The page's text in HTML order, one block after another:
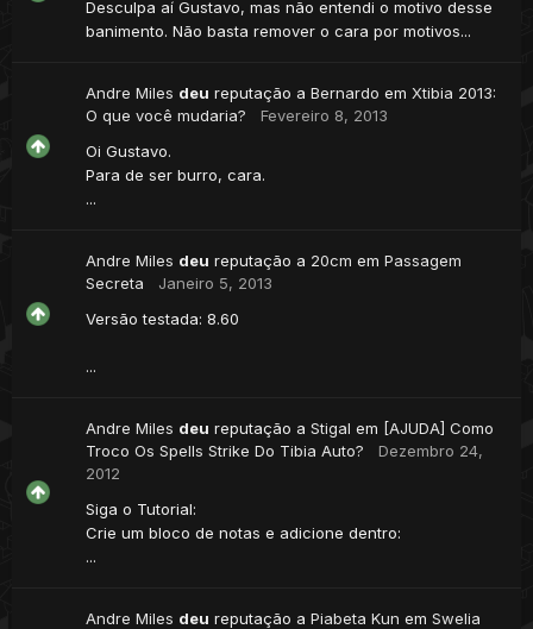
Desculpa aí Gustavo, mas não entendi o motivo desse
banimento. Não basta remover o cara por motivos...
Andre Miles deu reputação a Bernardo em Xtibia 2013:
O que você mudaria?
Fevereiro 8, 2013
Oi Gustavo.
Para de ser burro, cara.
...
Andre Miles deu reputação a 20cm em Passagem
Secreta
Janeiro 5, 2013
Versão testada: 8.60
...
Andre Miles deu reputação a Stigal em [AJUDA] Como
Troco Os Spells Strike Do Tibia Auto?
Dezembro 24,
2012
Siga o Tutorial:
Crie um bloco de notas e adicione dentro:
...
Andre Miles deu reputação a Piabeta Kun em Swelia